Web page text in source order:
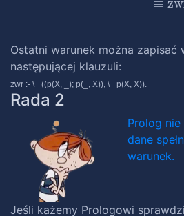
Ostatni warunek można zapisać
następującej klauzuli:
zwr :- \+ ((p(X, _); p(_, X)), \+ p(X, X)).
Rada 2
Prolog
dane
warunek.
Jeśli każemy Prologowi